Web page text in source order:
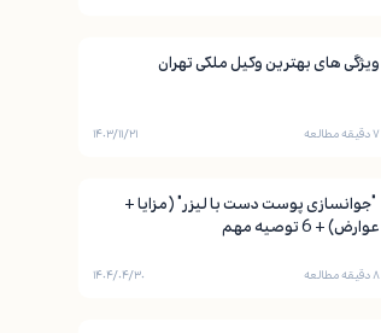
ویژگی های بهترین وکیل ملکی تهران
۷ دقیقه مطالعه ۱۴۰۳/۱۱/۲۱
“جوانسازی پوست دست با لیزر” (مزایا +
عوارض) + 6 توصیه مهم
۸ دقیقه مطالعه ۱۴۰۴/۰۴/۳۰